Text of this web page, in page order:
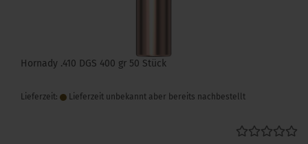
Hornady .410 DGS 400 gr 50 Stück
Lieferzeit: Lieferzeit unbekannt aber bereits nachbestellt